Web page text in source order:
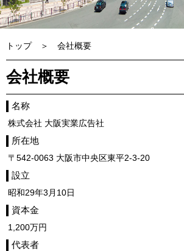
トップ 会社概要
会社概要
名称
株式会社 大阪実業広告社
所在地
〒542-0063 大阪市中央区東平2-3-20
設立
昭和29年3月10日
資本金
1,200万円
代表者